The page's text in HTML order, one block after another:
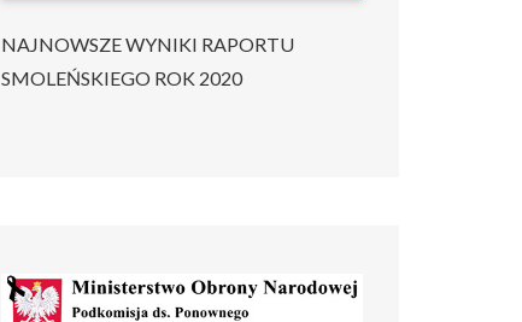
NAJNOWSZE WYNIKI RAPORTU
SMOLEŃSKIEGO ROK 2020